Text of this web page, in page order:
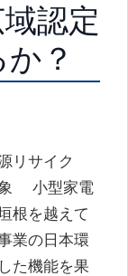
認定
？
リサイク
象 小型家電
根を越えて
業の日本環
た機能を果